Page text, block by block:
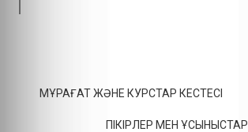
МҰРАҒАТ ЖӘНЕ КУРСТАР КЕСТЕСІ
ПІКІРЛЕР МЕН ҰСЫНЫСТАР